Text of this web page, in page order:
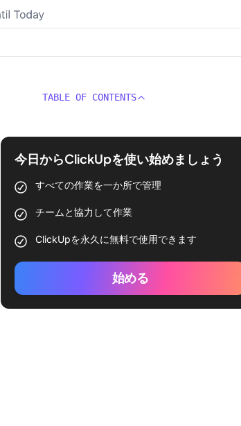
TABLE OF CONTENTS
今日からClickUpを使い始めましょう
すべての作業を一か所で管理
チームと協力して作業
ClickUpを永久に無料で使用できます
始める